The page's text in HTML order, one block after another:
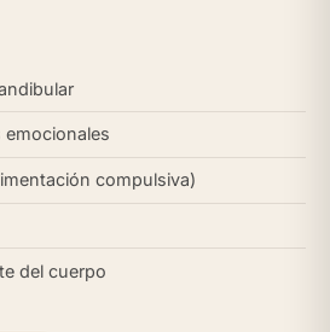
compulsiva)
del cuerpo